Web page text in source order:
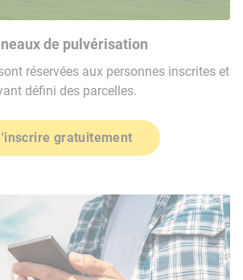
de pulvérisation
réservées aux personnes inscrites et
défini des parcelles.
gratuitement